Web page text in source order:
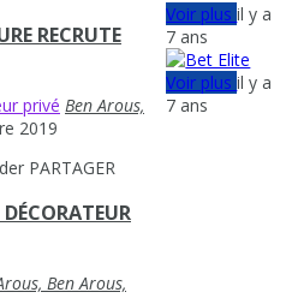
RECRUTE
privé Ben Arous,
2019
PARTAGER
Voir plusil y a
7 ans
Ben Arous,
Voir plusil y a
7 ans